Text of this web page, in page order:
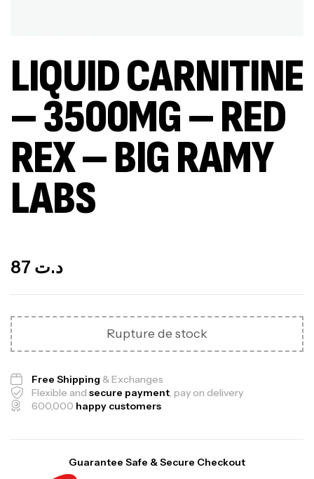
LIQUID CARNITINE
– 3500MG – RED
REX – BIG RAMY
LABS
د.ت
Rupture de stock
Free Shipping & Exchanges
Flexible and secure payment, pay on delivery
600,000 happy customers
Guarantee Safe & Secure Checkout